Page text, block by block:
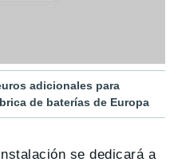
adicionales para
de baterías de Europa
se dedicará a